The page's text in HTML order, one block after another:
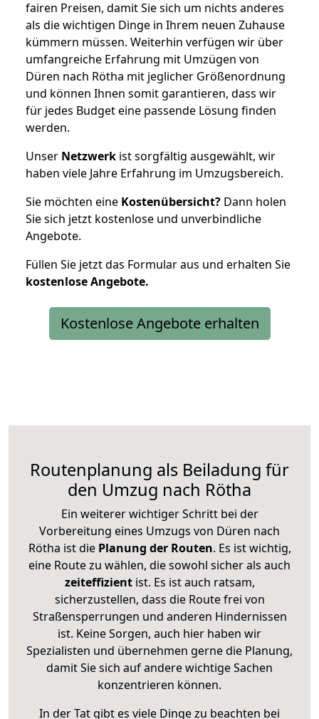
fairen Preisen, damit Sie sich um nichts anderes
als die wichtigen Dinge in Ihrem neuen Zuhause
kümmern müssen. Weiterhin verfügen wir über
umfangreiche Erfahrung mit Umzügen von
Düren nach Rötha mit jeglicher Größenordnung
und können Ihnen somit garantieren, dass wir
für jedes Budget eine passende Lösung finden
werden.
Unser Netzwerk ist sorgfältig ausgewählt, wir
haben viele Jahre Erfahrung im Umzugsbereich.
Sie möchten eine Kostenübersicht? Dann holen
Sie sich jetzt kostenlose und unverbindliche
Angebote.
Füllen Sie jetzt das Formular aus und erhalten Sie
kostenloseAngebote.
Kostenlose Angebote erhalten
Routenplanung als Beiladung für
den Umzug nach Rötha
Ein weiterer wichtiger Schritt bei der
Vorbereitung eines Umzugs von Düren nach
Rötha ist diePlanung der Routen. Es ist wichtig,
eine Route zu wählen, die sowohl sicher als auch
zeiteffizientist. Es ist auch ratsam,
sicherzustellen, dass die Route frei von
Straßensperrungen und anderen Hindernissen
ist. Keine Sorgen, auch hier haben wir
Spezialisten und übernehmen gerne die Planung,
damit Sie sich auf andere wichtige Sachen
konzentrieren können.
In der Tat gibt es viele Dinge zu beachten bei